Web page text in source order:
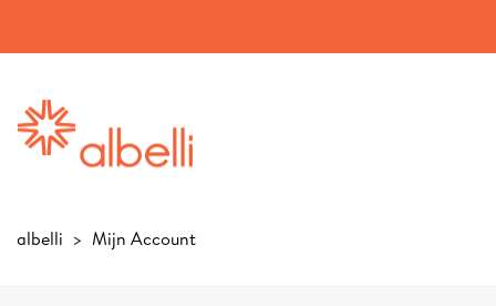
albelli Mijn Account